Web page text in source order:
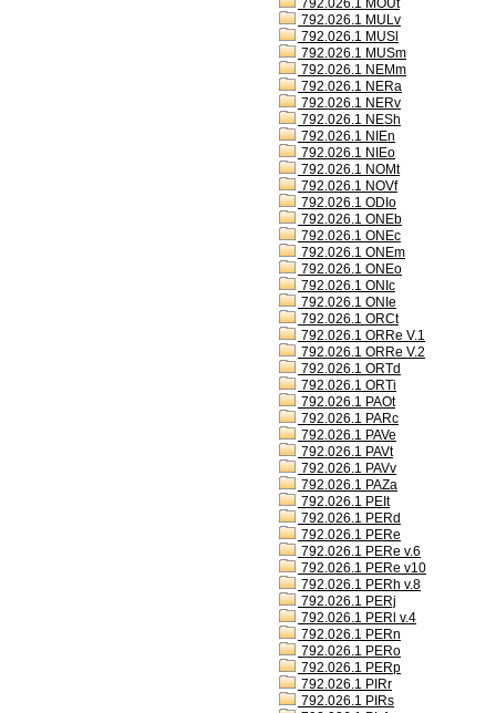
792.026.1 MOUt
792.026.1 MULv
792.026.1 MUSl
792.026.1 MUSm
792.026.1 NEMm
792.026.1 NERa
792.026.1 NERv
792.026.1 NESh
792.026.1 NIEn
792.026.1 NIEo
792.026.1 NOMt
792.026.1 NOVf
792.026.1 ODIo
792.026.1 ONEb
792.026.1 ONEc
792.026.1 ONEm
792.026.1 ONEo
792.026.1 ONIc
792.026.1 ONIe
792.026.1 ORCt
792.026.1 ORRe V.1
792.026.1 ORRe V.2
792.026.1 ORTd
792.026.1 ORTi
792.026.1 PAOt
792.026.1 PARc
792.026.1 PAVe
792.026.1 PAVt
792.026.1 PAVv
792.026.1 PAZa
792.026.1 PEIt
792.026.1 PERd
792.026.1 PERe
792.026.1 PERe v.6
792.026.1 PERe v10
792.026.1 PERh v.8
792.026.1 PERj
792.026.1 PERl v.4
792.026.1 PERn
792.026.1 PERo
792.026.1 PERp
792.026.1 PIRr
792.026.1 PIRs